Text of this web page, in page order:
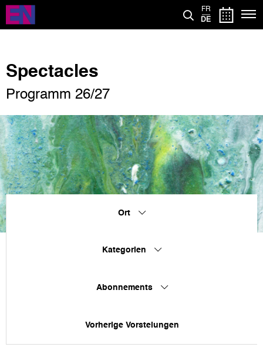
Direkt
zum
Inhalt
FR
DE
Spectacles
Programm 26/27
Ort
Kategorien
Abonnements
Vorherige Vorstelungen